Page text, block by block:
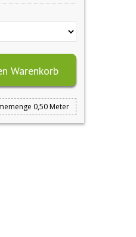
Warenkorb
0,50 Meter